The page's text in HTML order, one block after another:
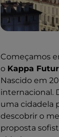
Começamos
o Kappa
Nascido em
internacional.
uma cidadela
descobrir o
proposta